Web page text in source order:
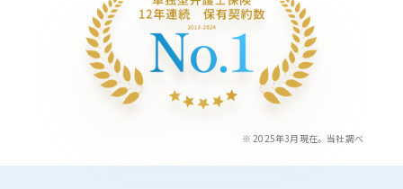
※ 2025年3月現在。当社調べ